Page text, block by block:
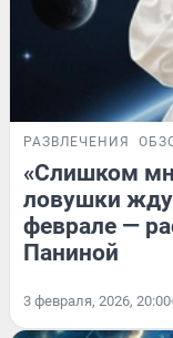
РАЗВЛЕЧЕНИЯ
«Слишком
ловушки
феврале —
Паниной
3 февраля, 2026, 20:00